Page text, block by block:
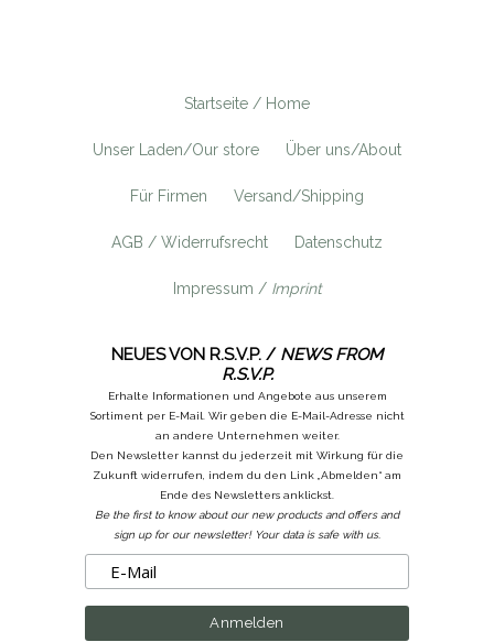
Startseite / Home
Unser Laden/Our store Über uns/About
Für Firmen Versand/Shipping
AGB / Widerrufsrecht Datenschutz
Impressum / Imprint
NEUES VON R.S.V.P. / NEWS FROM
R.S.V.P.
Erhalte Informationen und Angebote aus unserem
Sortiment per E-Mail. Wir geben die E-Mail-Adresse nicht
an andere Unternehmen weiter.
Den Newsletter kannst du jederzeit mit Wirkung für die
Zukunft widerrufen, indem du den Link „Abmelden“ am
Ende des Newsletters anklickst.
Be the first to know about our new products and offers and
sign up for our newsletter! Your data is safe with us.